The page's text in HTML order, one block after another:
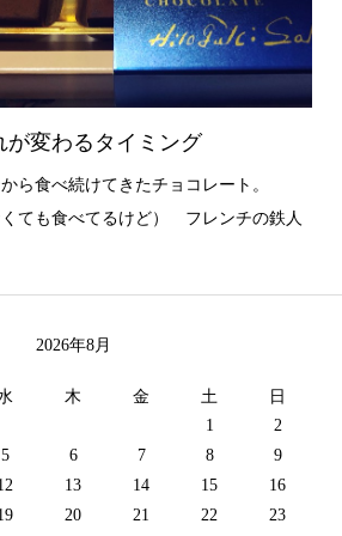
が変わるタイミング
ら食べ続けてきたチョコレート。
くても食べてるけど） フレンチの鉄人
2026年8月
木 金 土
日
1
2
5 6 7 8
9
13 14 15
16
20 21 22
23